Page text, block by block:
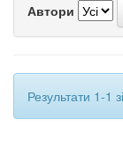
Автори
Результати 1-1